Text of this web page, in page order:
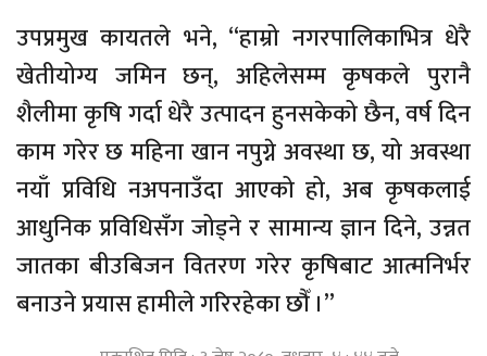
उपप्रमुख कायतले भने, “हाम्रो नगरपालिकाभित्र धेरै
खेतीयोग्य जमिन छन्, अहिलेसम्म कृषकले पुरानै
शैलीमा कृषि गर्दा धेरै उत्पादन हुनसकेको छैन, वर्ष दिन
काम गरेर छ महिना खान नपुग्ने अवस्था छ, यो अवस्था
नयाँ प्रविधि नअपनाउँदा आएको हो, अब कृषकलाई
आधुनिक प्रविधिसँग जोड्ने र सामान्य ज्ञान दिने, उन्नत
जातका बीउबिजन वितरण गरेर कृषिबाट आत्मनिर्भर
बनाउने प्रयास हामीले गरिरहेका छौँ ।”